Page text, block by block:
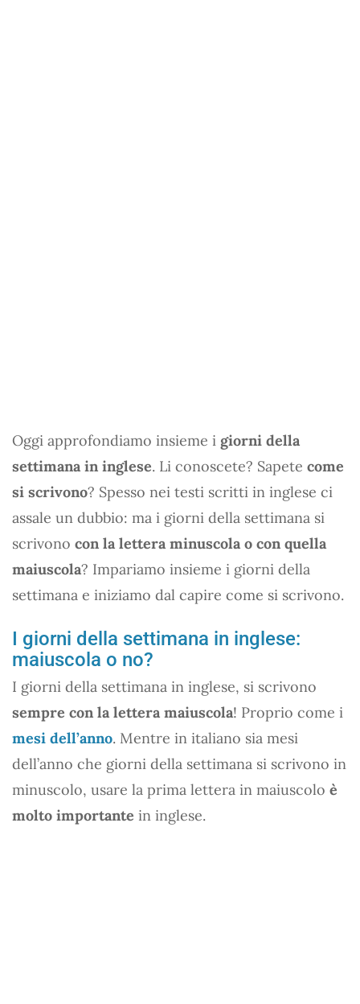
Oggi approfondiamo insieme i giorni della
settimana in inglese. Li conoscete? Sapete come
si scrivono? Spesso nei testi scritti in inglese ci
assale un dubbio: ma i giorni della settimana si
scrivono con la lettera minuscola o con quella
maiuscola? Impariamo insieme i giorni della
settimana e iniziamo dal capire come si scrivono.
I giorni della settimana in inglese:
maiuscola o no?
I giorni della settimana in inglese, si scrivono
sempre con la lettera maiuscola! Proprio come i
mesi dell’anno. Mentre in italiano sia mesi
dell’anno che giorni della settimana si scrivono in
minuscolo, usare la prima lettera in maiuscolo è
molto importante in inglese.